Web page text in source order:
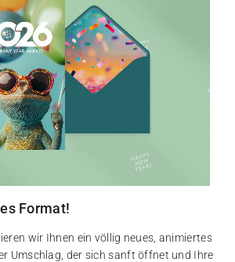
Format!
wir Ihnen ein völlig neues, animiertes
Umschlag, der sich sanft öffnet und Ihre